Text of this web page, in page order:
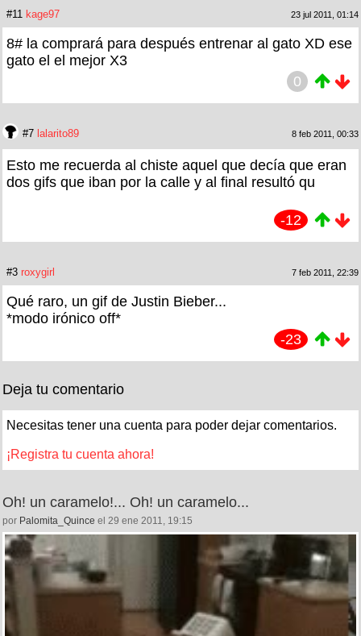
#11 kage97 23 jul 2011, 01:14
8# la comprará para después entrenar al gato XD ese
gato el el mejor X3
0
#7 lalarito89 8 feb 2011, 00:33
Esto me recuerda al chiste aquel que decía que eran
dos gifs que iban por la calle y al final resultó qu
-12
#3 roxygirl 7 feb 2011, 22:39
Qué raro, un gif de Justin Bieber...
*modo irónico off*
-23
Deja tu comentario
Necesitas tener una cuenta para poder dejar comentarios.
¡Registra tu cuenta ahora!
Oh! un caramelo!... Oh! un caramelo...
por Palomita_Quince el 29 ene 2011, 19:15